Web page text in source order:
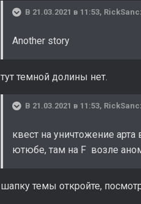
В 21.03.2021 в 11:53,
Another story
тут темной долины нет.
В 21.03.2021 в 11:53,
квест на уничтожение
ютюбе, там на F возле
шапку темы откройте,